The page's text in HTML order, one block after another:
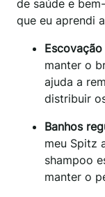
de saúde e
que eu aprendi
manter o
ajuda a
distribuir
Banhos
meu Spitz
shampoo
manter o